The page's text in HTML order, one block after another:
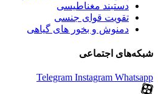
دستبند مغناطیسی
تقویت قوای جنسی
دمنوش و بخور های گیاهی
شبکه‌های اجتماعی
Telegram Instagram Whatsapp